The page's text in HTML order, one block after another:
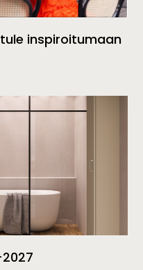
inspiroitumaan